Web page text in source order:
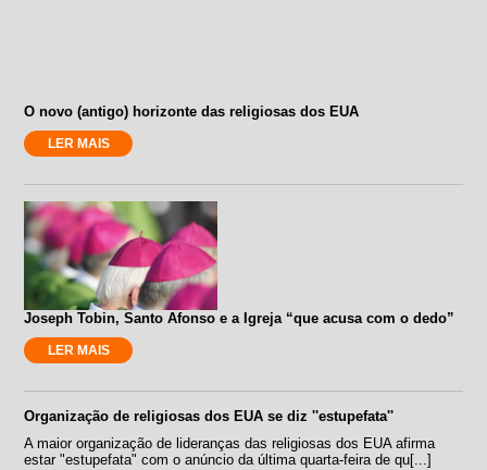
O novo (antigo) horizonte das religiosas dos EUA
LER MAIS
Joseph Tobin, Santo Afonso e a Igreja “que acusa com o dedo”
LER MAIS
Organização de religiosas dos EUA se diz ''estupefata''
A maior organização de lideranças das religiosas dos EUA afirma
estar "estupefata" com o anúncio da última quarta-feira de qu[...]